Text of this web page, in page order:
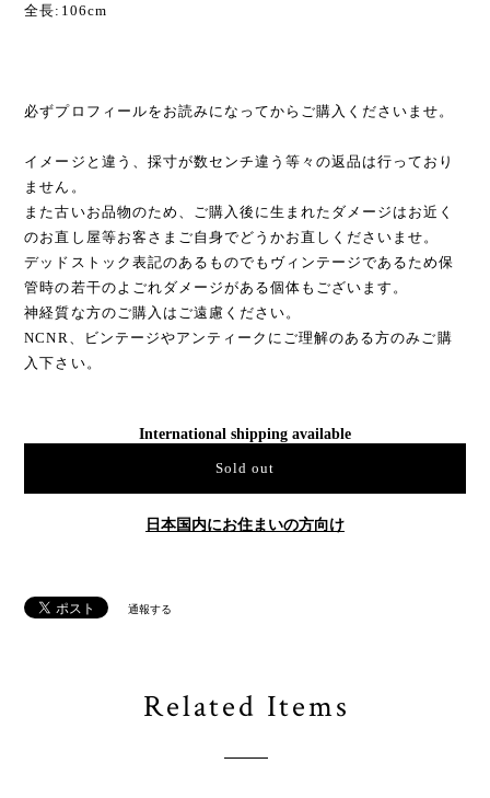
全長:106cm
必ずプロフィールをお読みになってからご購入くださいませ。
イメージと違う、採寸が数センチ違う等々の返品は行っており
ません。
また古いお品物のため、ご購入後に生まれたダメージはお近く
のお直し屋等お客さまご自身でどうかお直しくださいませ。
デッドストック表記のあるものでもヴィンテージであるため保
管時の若干のよごれダメージがある個体もございます。
神経質な方のご購入はご遠慮ください。
NCNR、ビンテージやアンティークにご理解のある方のみご購
入下さい。
International shipping available
Sold out
日本国内にお住まいの方向け
通報する
Related Items